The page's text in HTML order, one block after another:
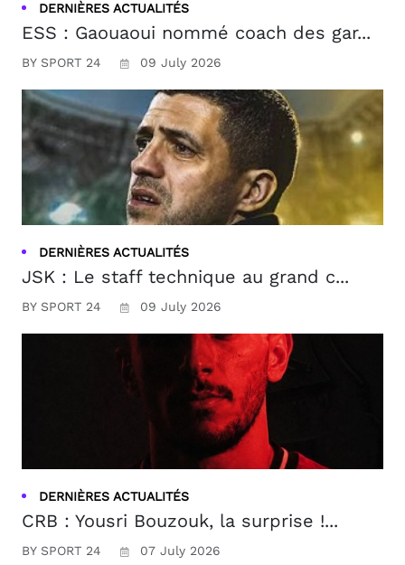
DERNIÈRES ACTUALITÉS
ESS : Gaouaoui nommé coach des gar...
BY SPORT 24 09 July 2026
DERNIÈRES ACTUALITÉS
JSK : Le staff technique au grand c...
BY SPORT 24 09 July 2026
DERNIÈRES ACTUALITÉS
CRB : Yousri Bouzouk, la surprise !...
BY SPORT 24 07 July 2026